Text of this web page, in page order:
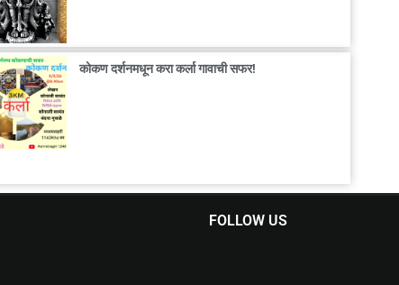
कोकण दर्शनमधून करा कर्ला गावाची सफर!
FOLLOW US